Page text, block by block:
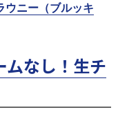
ウニー（ブルッキ
なし！生チ